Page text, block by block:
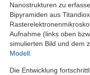
Nanostrukturen zu
Bipyramiden aus
Aufnahme (links oben
simulierten Bild und dem
Modell
Die Entwicklung